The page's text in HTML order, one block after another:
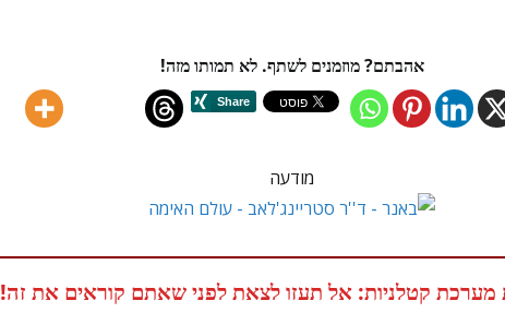
אהבתם? מוזמנים לשתף. לא תמותו מזה!
מודעה
מערכת קטלניות: אל תעזו לצאת לפני שאתם קוראים את זה!